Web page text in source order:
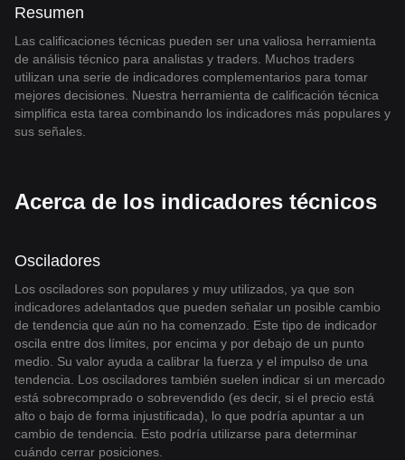
Resumen
Las calificaciones técnicas pueden ser una valiosa herramienta
de análisis técnico para analistas y traders. Muchos traders
utilizan una serie de indicadores complementarios para tomar
mejores decisiones. Nuestra herramienta de calificación técnica
simplifica esta tarea combinando los indicadores más populares y
sus señales.
Acerca de los indicadores técnicos
Osciladores
Los osciladores son populares y muy utilizados, ya que son
indicadores adelantados que pueden señalar un posible cambio
de tendencia que aún no ha comenzado. Este tipo de indicador
oscila entre dos límites, por encima y por debajo de un punto
medio. Su valor ayuda a calibrar la fuerza y el impulso de una
tendencia. Los osciladores también suelen indicar si un mercado
está sobrecomprado o sobrevendido (es decir, si el precio está
alto o bajo de forma injustificada), lo que podría apuntar a un
cambio de tendencia. Esto podría utilizarse para determinar
cuándo cerrar posiciones.